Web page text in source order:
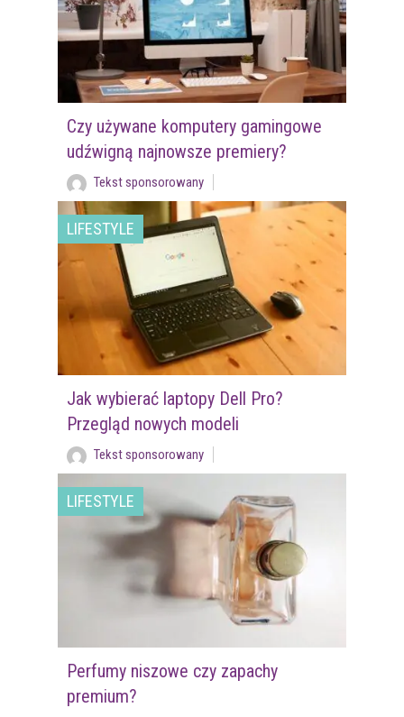
Czy używane komputery gamingowe
udźwigną najnowsze premiery?
Tekst sponsorowany
LIFESTYLE
Jak wybierać laptopy Dell Pro?
Przegląd nowych modeli
Tekst sponsorowany
LIFESTYLE
Perfumy niszowe czy zapachy
premium?